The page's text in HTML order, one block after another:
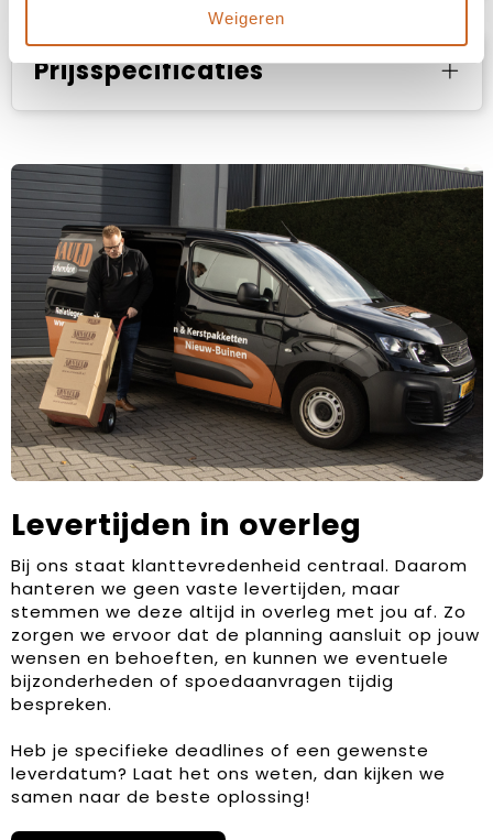
Weigeren
Prijsspecificaties
Levertijden in overleg
Bij ons staat klanttevredenheid centraal. Daarom
hanteren we geen vaste levertijden, maar
stemmen we deze altijd in overleg met jou af. Zo
zorgen we ervoor dat de planning aansluit op jouw
wensen en behoeften, en kunnen we eventuele
bijzonderheden of spoedaanvragen tijdig
bespreken.
Heb je specifieke deadlines of een gewenste
leverdatum? Laat het ons weten, dan kijken we
samen naar de beste oplossing!